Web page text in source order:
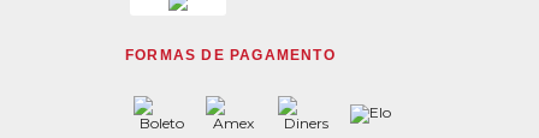
FORMAS DE PAGAMENTO